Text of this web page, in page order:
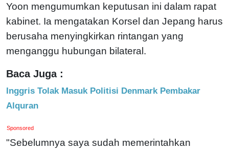
Yoon mengumumkan keputusan ini dalam rapat
kabinet. Ia mengatakan Korsel dan Jepang harus
berusaha menyingkirkan rintangan yang
menganggu hubungan bilateral.
Baca Juga :
Inggris Tolak Masuk Politisi Denmark Pembakar
Alquran
Sponsored
"Sebelumnya saya sudah memerintahkan